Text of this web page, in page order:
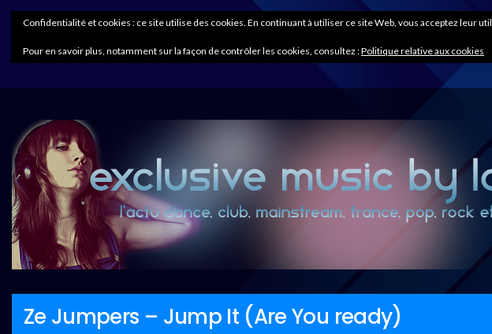
Ze Jumpers – Jump It (Are You ready)
Confidentialité et cookies : ce site utilise des cookies. En continuant à utiliser ce site Web, vous acceptez leur
Pour en savoir plus, notamment sur la façon de contrôler les cookies, consultez :Politique relative aux cookies